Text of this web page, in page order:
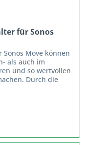
für Sonos
Move können
als auch im
und so wertvollen
Durch die